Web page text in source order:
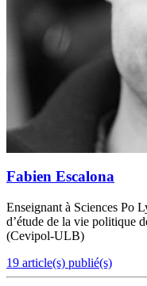
Fabien Escalona
Enseignant à Sciences Po
d’étude de la vie politique
(Cevipol-ULB)
19 article(s) publié(s)